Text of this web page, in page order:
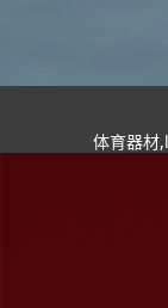
体育器材